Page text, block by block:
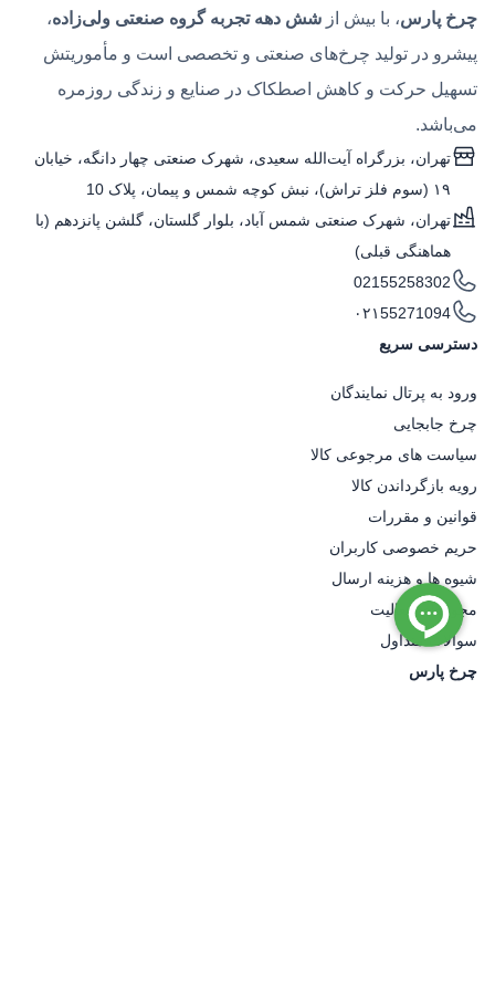
چرخ پارس، با بیش از شش دهه تجربه گروه صنعتی ولی‌زاده،
پیشرو در تولید چرخ‌های صنعتی و تخصصی است و مأموریتش
تسهیل حرکت و کاهش اصطکاک در صنایع و زندگی روزمره
می‌باشد.
تهران، بزرگراه آیت‌الله سعیدی، شهرک صنعتی چهار دانگه، خیابان
۱۹ (سوم فلز تراش)، نبش کوچه شمس و پیمان، پلاک 10
تهران، شهرک صنعتی شمس آباد، بلوار گلستان، گلشن پانزدهم (با
هماهنگی قبلی)
02155258302
۰۲۱55271094
دسترسی سریع
ورود به پرتال نمایندگان
چرخ جابجایی
سیاست های مرجوعی کالا
رویه بازگرداندن کالا
قوانین و مقررات
حریم خصوصی کاربران
شیوه ها و هزینه ارسال
مجوزهای فعالیت
سوالات متداول
چرخ پارس